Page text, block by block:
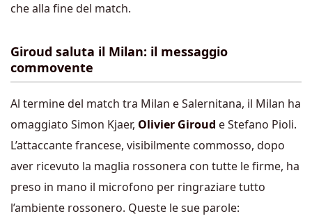
che alla fine del match.
Giroud saluta il Milan: il messaggio
commovente
Al termine del match tra Milan e Salernitana, il Milan ha
omaggiato Simon Kjaer, Olivier Giroud e Stefano Pioli.
L’attaccante francese, visibilmente commosso, dopo
aver ricevuto la maglia rossonera con tutte le firme, ha
preso in mano il microfono per ringraziare tutto
l’ambiente rossonero. Queste le sue parole: